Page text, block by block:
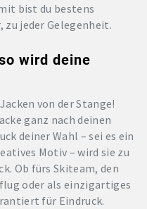
bist du bestens
zu jeder Gelegenheit.
wird deine
von der Stange!
ganz nach deinen
deiner Wahl – sei es ein
Motiv – wird sie zu
Ob fürs Skiteam, den
oder als einzigartiges
für Eindruck.